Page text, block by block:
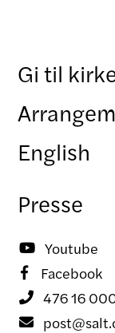
Gi til
English
Presse
 Youtube
 Facebook
 476 16
